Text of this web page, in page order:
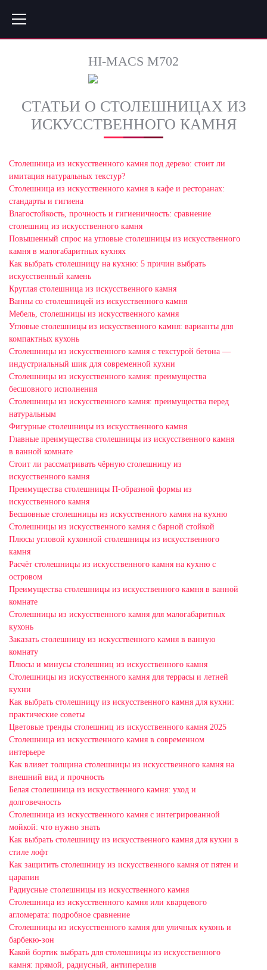
HI-MACS M702
СТАТЬИ О СТОЛЕШНИЦАХ ИЗ
ИСКУССТВЕННОГО КАМНЯ
Столешница из искусственного камня под дерево: стоит ли
имитация натуральных текстур?
Столешница из искусственного камня в кафе и ресторанах:
стандарты и гигиена
Влагостойкость, прочность и гигиеничность: сравнение
столешниц из искусственного камня
Повышенный спрос на угловые столешницы из искусственного
камня в малогабаритных кухнях
Как выбрать столешницу на кухню: 5 причин выбрать
искусственный камень
Круглая столешница из искусственного камня
Ванны со столешницей из искусственного камня
Мебель, столешницы из искусственного камня
Угловые столешницы из искусственного камня: варианты для
компактных кухонь
Столешницы из искусственного камня с текстурой бетона —
индустриальный шик для современной кухни
Столешницы из искусственного камня: преимущества
бесшовного исполнения
Столешницы из искусственного камня: преимущества перед
натуральным
Фигурные столешницы из искусственного камня
Главные преимущества столешницы из искусственного камня
в ванной комнате
Стоит ли рассматривать чёрную столешницу из
искусственного камня
Преимущества столешницы П-образной формы из
искусственного камня
Бесшовные столешницы из искусственного камня на кухню
Столешницы из искусственного камня с барной стойкой
Плюсы угловой кухонной столешницы из искусственного
камня
Расчёт столешницы из искусственного камня на кухню с
островом
Преимущества столешницы из искусственного камня в ванной
комнате
Столешницы из искусственного камня для малогабаритных
кухонь
Заказать столешницу из искусственного камня в ванную
комнату
Плюсы и минусы столешниц из искусственного камня
Столешницы из искусственного камня для террасы и летней
кухни
Как выбрать столешницу из искусственного камня для кухни:
практические советы
Цветовые тренды столешниц из искусственного камня 2025
Столешница из искусственного камня в современном
интерьере
Как влияет толщина столешницы из искусственного камня на
внешний вид и прочность
Белая столешница из искусственного камня: уход и
долговечность
Столешница из искусственного камня с интегрированной
мойкой: что нужно знать
Как выбрать столешницу из искусственного камня для кухни в
стиле лофт
Как защитить столешницу из искусственного камня от пятен и
царапин
Радиусные столешницы из искусственного камня
Столешница из искусственного камня или кварцевого
агломерата: подробное сравнение
Столешницы из искусственного камня для уличных кухонь и
барбекю-зон
Какой бортик выбрать для столешницы из искусственного
камня: прямой, радиусный, антиперелив